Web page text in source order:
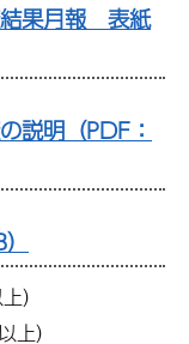
結果月報 表紙
説明（PDF：
）
）